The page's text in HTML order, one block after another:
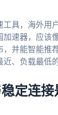
工具，海外用
加速器，应该
，并能智能推
、负载最低
定连接